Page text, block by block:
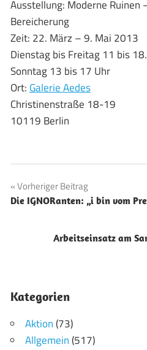
Ausstellung: Moderne Ruinen
Bereicherung
Zeit: 22. März – 9. Mai 2013
Dienstag bis Freitag 11 bis
Sonntag 13 bis 17 Uhr
Ort: Galerie Aedes
Christinenstraße 18-19
10119 Berlin
Beitragsnavigation
Vorheriger Beitrag
Die IGNORanten: „i bin vom
Arbeitseinsatz am
Kategorien
Aktion(73)
Allgemein(517)